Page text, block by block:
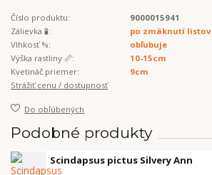
Číslo produktu:
9000015941
Zálievka 🧪:
po zmäknutí listov
Vlhkosť %:
obľubuje
Výška rastliny 📏:
10-15cm
Kvetináč priemer:
9cm
Strážiť cenu / dostupnosť
Do obľúbených
Podobné produkty
Scindapsus pictus Silvery Ann